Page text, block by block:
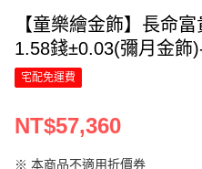
【童樂繪金飾】長命
1.58錢±0.03(彌月金飾
宅配免運費
NT$57,360
※ 本商品不適用折價券